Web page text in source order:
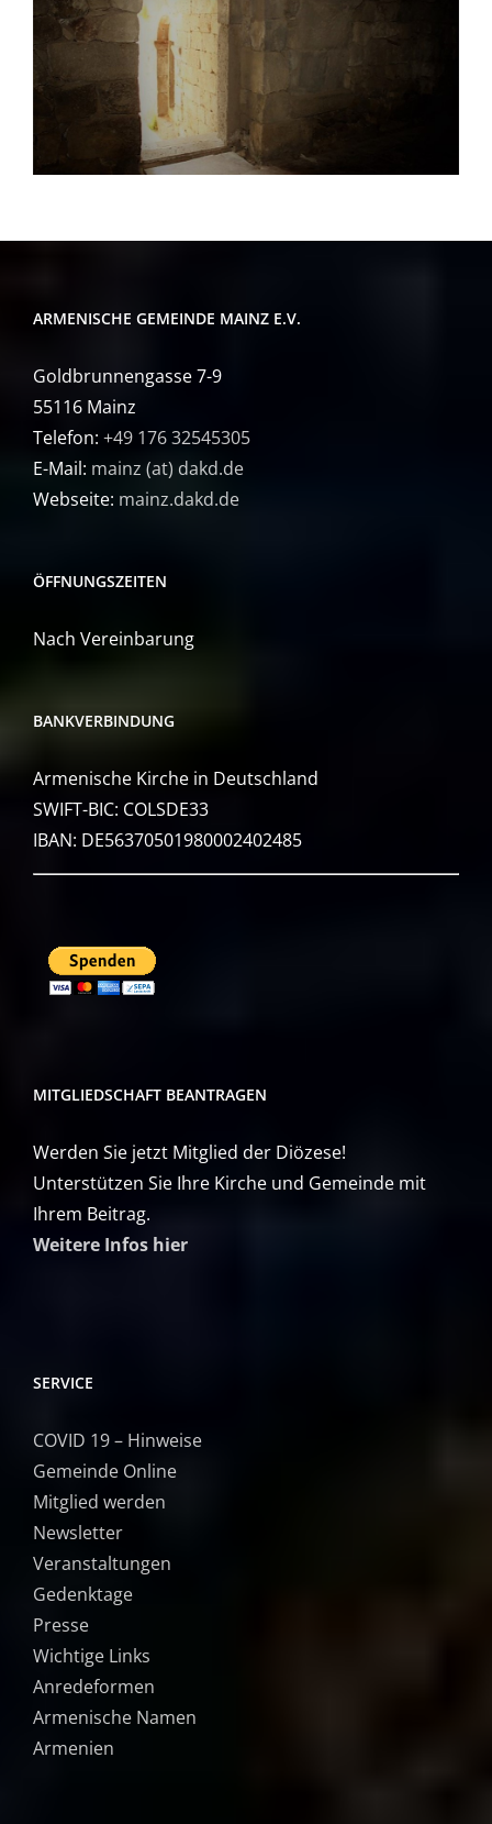
ARMENISCHE GEMEINDE MAINZ E.V.
Goldbrunnengasse 7-9
55116 Mainz
Telefon: +49 176 32545305
E-Mail: mainz (at) dakd.de
Webseite: mainz.dakd.de
ÖFFNUNGSZEITEN
Nach Vereinbarung
BANKVERBINDUNG
Armenische Kirche in Deutschland
SWIFT-BIC: COLSDE33
IBAN: DE56370501980002402485
MITGLIEDSCHAFT BEANTRAGEN
Werden Sie jetzt Mitglied der Diözese!
Unterstützen Sie Ihre Kirche und Gemeinde mit
Ihrem Beitrag.
Weitere Infos hier
SERVICE
COVID 19 – Hinweise
Gemeinde Online
Mitglied werden
Newsletter
Veranstaltungen
Gedenktage
Presse
Wichtige Links
Anredeformen
Armenische Namen
Armenien